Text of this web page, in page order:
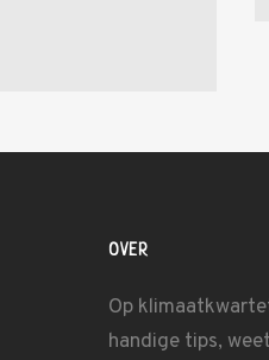
OVER
Op
handige tips,